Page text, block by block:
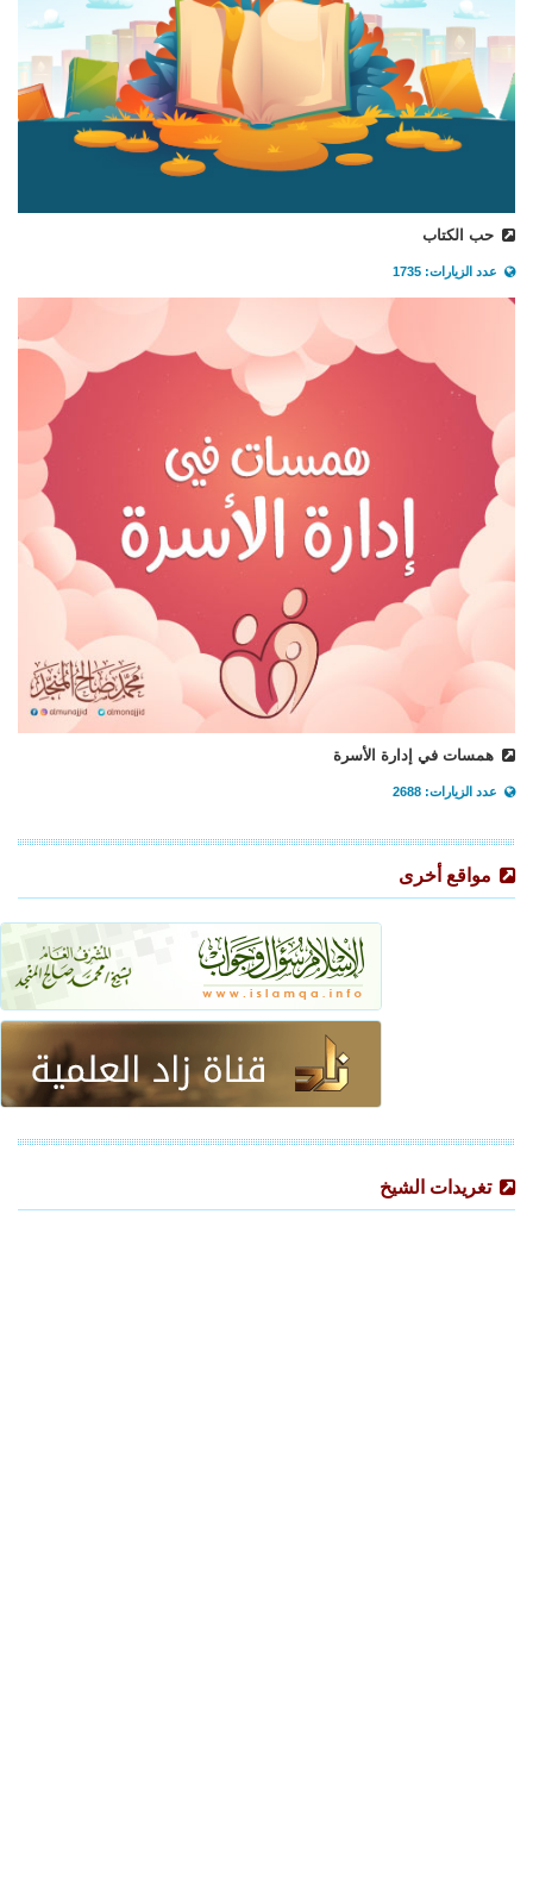
حب الكتاب
عدد الزيارات: 1735
همسات في إدارة الأسرة
عدد الزيارات: 2688
مواقع أخرى
تغريدات الشيخ